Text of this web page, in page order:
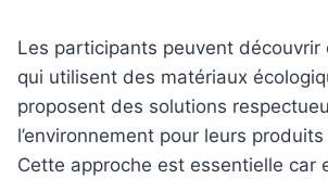
Les participants peuvent découvrir
qui utilisent des matériaux
proposent des solutions
l’environnement pour leurs
Cette approche est essentielle car